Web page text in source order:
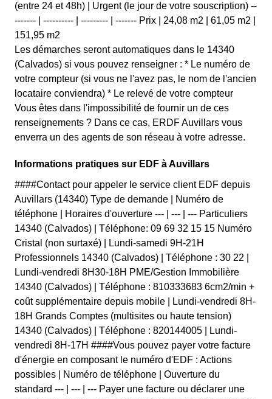
(entre 24 et 48h) | Urgent (le jour de votre souscription) --
------- | ---------- | --------- | ------- Prix | 24,08 m2 | 61,05 m2 |
151,95 m2
Les démarches seront automatiques dans le 14340
(Calvados) si vous pouvez renseigner : * Le numéro de
votre compteur (si vous ne l'avez pas, le nom de l'ancien
locataire conviendra) * Le relevé de votre compteur
Vous êtes dans l'impossibilité de fournir un de ces
renseignements ? Dans ce cas, ERDF Auvillars vous
enverra un des agents de son réseau à votre adresse.
Informations pratiques sur EDF à Auvillars
####Contact pour appeler le service client EDF depuis
Auvillars (14340) Type de demande | Numéro de
téléphone | Horaires d'ouverture --- | --- | --- Particuliers
14340 (Calvados) | Téléphone: 09 69 32 15 15 Numéro
Cristal (non surtaxé) | Lundi-samedi 9H-21H
Professionnels 14340 (Calvados) | Téléphone : 30 22 |
Lundi-vendredi 8H30-18H PME/Gestion Immobilière
14340 (Calvados) | Téléphone : 810333683 6cm2/min +
coût supplémentaire depuis mobile | Lundi-vendredi 8H-
18H Grands Comptes (multisites ou haute tension)
14340 (Calvados) | Téléphone : 820144005 | Lundi-
vendredi 8H-17H ####Vous pouvez payer votre facture
d'énergie en composant le numéro d'EDF : Actions
possibles | Numéro de téléphone | Ouverture du
standard --- | --- | --- Payer une facture ou déclarer une